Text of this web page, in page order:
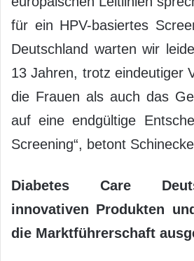
für ein HPV-basiertes
Deutschland warten wir
13 Jahren, trotz eindeutiger
die Frauen als auch das
auf eine endgültige
Screening“, betont
Diabetes Care
innovativen Produkten
die Marktführerschaft